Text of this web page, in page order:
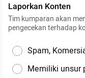
Laporkan Konten
Tim kumparan akan
pengecekan terhadap
Spam,
Memiliki unsur